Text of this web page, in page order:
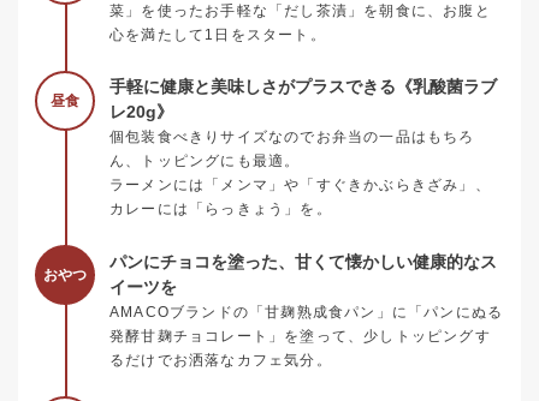
菜」を使ったお手軽な「だし茶漬」を朝食に、お腹と
心を満たして1日をスタート。
昼食
手軽に健康と美味しさがプラスできる《乳酸菌ラブ
レ20g》
個包装食べきりサイズなのでお弁当の一品はもちろ
ん、トッピングにも最適。
ラーメンには「メンマ」や「すぐきかぶらきざみ」、
カレーには「らっきょう」を。
おやつ
パンにチョコを塗った、甘くて懐かしい健康的なス
イーツを
AMACOブランドの「甘麹熟成食パン」に「パンにぬる
発酵甘麹チョコレート」を塗って、少しトッピングす
るだけでお洒落なカフェ気分。